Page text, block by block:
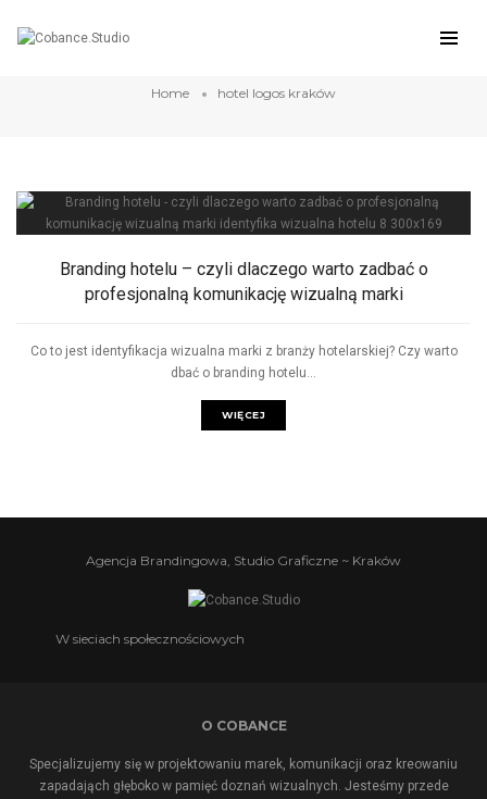
Home hotel logos kraków
Branding hotelu – czyli dlaczego warto zadbać o
profesjonalną komunikację wizualną marki
Co to jest identyfikacja wizualna marki z branży hotelarskiej? Czy warto
dbać o branding hotelu...
WIĘCEJ
Agencja Brandingowa, Studio Graficzne ~ Kraków
W sieciach społecznościowych
O COBANCE
Specjalizujemy się w projektowaniu marek, komunikacji oraz kreowaniu
zapadająch głęboko w pamięć doznań wizualnych. Jesteśmy przede